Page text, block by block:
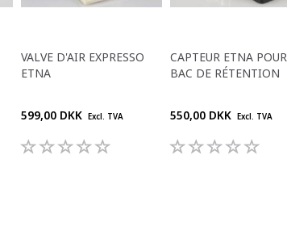
VALVE D'AIR EXPRESSO
ETNA
599,00 DKK Excl. TVA
CAPTEUR ETNA POUR
BAC DE RÉTENTION
550,00 DKK Excl. TVA